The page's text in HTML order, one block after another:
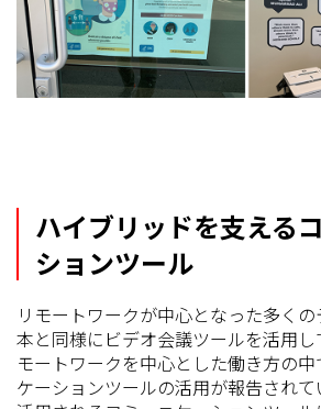
ハイブリッドを支える
ションツール
リモートワークが中心となった多く
本と同様にビデオ会議ツールを活用し
モートワークを中心とした働き方の
ケーションツールの活用が報告されて